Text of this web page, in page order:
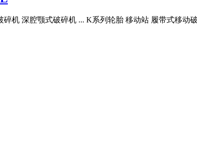
机 深腔颚式破碎机 ... K系列轮胎 移动站 履带式移动